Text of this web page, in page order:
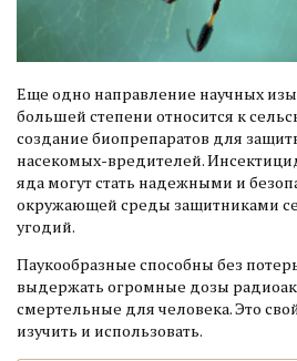
Еще одно направление научных
большей степени относится к
создание биопрепаратов для
насекомых-вредителей.
яда могут стать надежными и
окружающей среды защитниками
угодий.
Паукообразные способны без
выдержать огромные дозы
смертельные для человека. Это
изучить и использовать.